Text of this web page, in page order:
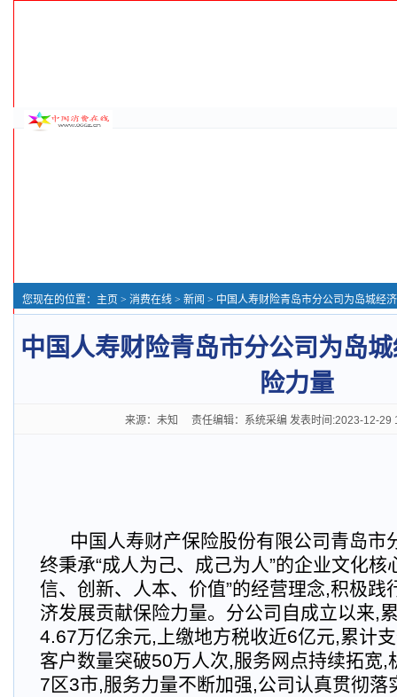
您现在的位置： 主页 > 消费在线 > 新闻 > 中国人寿财险青岛市分公司为岛城经
中国人寿财险青岛市分公司为岛
险力量
来源：未知 责任编辑：系统采编 发表时间:2023-12-
中国人寿财产保险股份有限公司青岛市
终秉承“成人为己、成己为人”的企业文化核
信、创新、人本、价值”的经营理念,积极践
济发展贡献保险力量。分公司自成立以来,
4.67万亿余元,上缴地方税收近6亿元,累计
客户数量突破50万人次,服务网点持续拓宽,
7区3市,服务力量不断加强,公司认真贯彻落